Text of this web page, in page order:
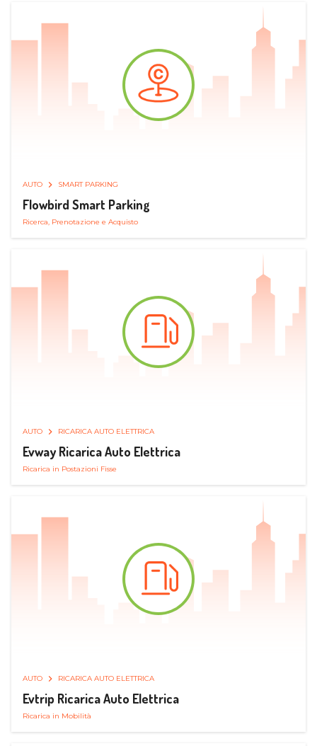
AUTO SMART PARKING
Flowbird Smart Parking
Ricerca, Prenotazione e Acquisto
AUTO RICARICA AUTO ELETTRICA
Evway Ricarica Auto Elettrica
Ricarica in Postazioni Fisse
AUTO RICARICA AUTO ELETTRICA
Evtrip Ricarica Auto Elettrica
Ricarica in Mobilità